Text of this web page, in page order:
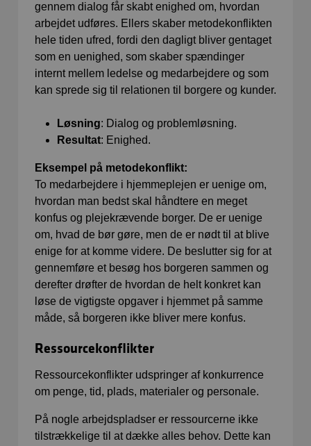
gennem dialog får skabt enighed om, hvordan
arbejdet udføres. Ellers skaber metodekonflikten
hele tiden ufred, fordi den dagligt bliver gentaget
som en uenighed, som skaber spændinger
internt mellem ledelse og medarbejdere og som
kan sprede sig til relationen til borgere og kunder.
Løsning: Dialog og problemløsning.
Resultat: Enighed.
Eksempel på metodekonflikt:
To medarbejdere i hjemmeplejen er uenige om,
hvordan man bedst skal håndtere en meget
konfus og plejekrævende borger. De er uenige
om, hvad de bør gøre, men de er nødt til at blive
enige for at komme videre. De beslutter sig for at
gennemføre et besøg hos borgeren sammen og
derefter drøfter de hvordan de helt konkret kan
løse de vigtigste opgaver i hjemmet på samme
måde, så borgeren ikke bliver mere konfus.
Ressourcekonflikter
Ressourcekonflikter udspringer af konkurrence
om penge, tid, plads, materialer og personale.
På nogle arbejdspladser er ressourcerne ikke
tilstrækkelige til at dække alles behov. Dette kan